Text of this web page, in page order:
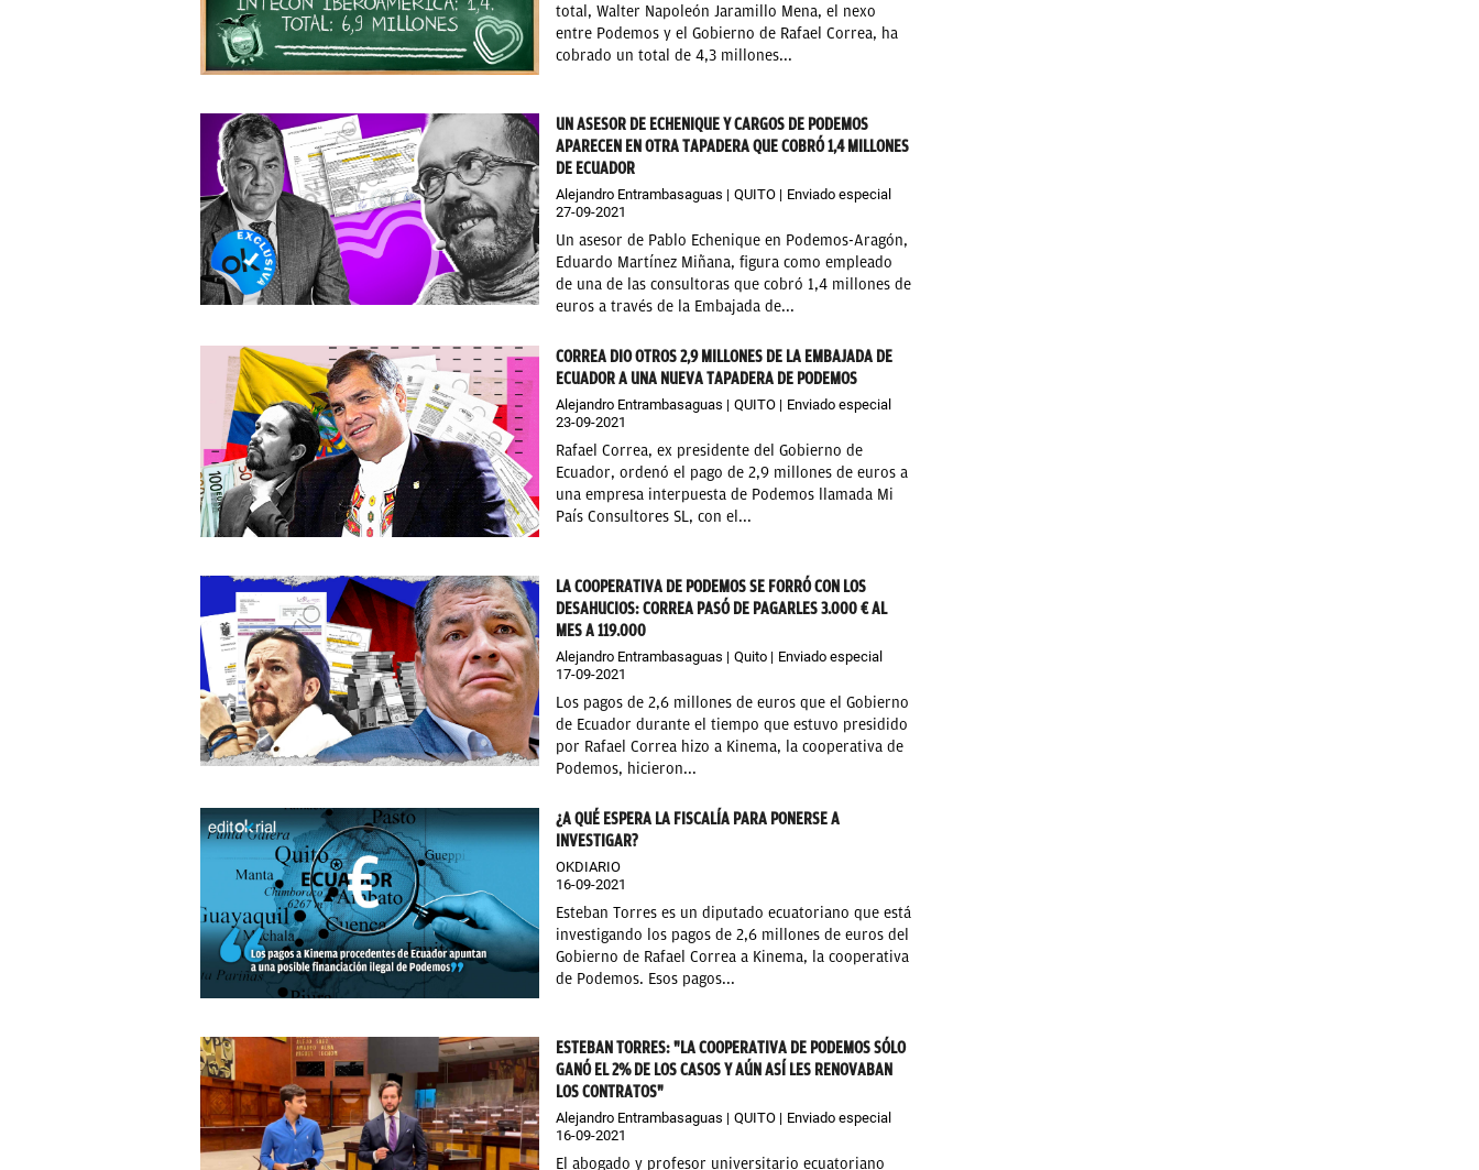
total, Walter Napoleón Jaramillo Mena, el nexo
entre Podemos y el Gobierno de Rafael Correa, ha
cobrado un total de 4,3 millones...
UN ASESOR DE ECHENIQUE Y CARGOS DE PODEMOS
APARECEN EN OTRA TAPADERA QUE COBRÓ 1,4 MILLONES
DE ECUADOR
Alejandro Entrambasaguas QUITO
Enviado especial
27-09-2021
Un asesor de Pablo Echenique en Podemos-Aragón,
Eduardo Martínez Miñana, figura como empleado
de una de las consultoras que cobró 1,4 millones de
euros a través de la Embajada de...
CORREA DIO OTROS 2,9 MILLONES DE LA EMBAJADA DE
ECUADOR A UNA NUEVA TAPADERA DE PODEMOS
Alejandro Entrambasaguas QUITO
Enviado especial
23-09-2021
Rafael Correa, ex presidente del Gobierno de
Ecuador, ordenó el pago de 2,9 millones de euros a
una empresa interpuesta de Podemos llamada Mi
País Consultores SL, con el...
LA COOPERATIVA DE PODEMOS SE FORRÓ CON LOS
DESAHUCIOS: CORREA PASÓ DE PAGARLES 3.000 € AL
MES A 119.000
Alejandro Entrambasaguas Quito
Enviado especial
17-09-2021
Los pagos de 2,6 millones de euros que el Gobierno
de Ecuador durante el tiempo que estuvo presidido
por Rafael Correa hizo a Kinema, la cooperativa de
Podemos, hicieron...
¿A QUÉ ESPERA LA FISCALÍA PARA PONERSE A
INVESTIGAR?
OKDIARIO
16-09-2021
Esteban Torres es un diputado ecuatoriano que está
investigando los pagos de 2,6 millones de euros del
Gobierno de Rafael Correa a Kinema, la cooperativa
de Podemos. Esos pagos...
ESTEBAN TORRES: "LA COOPERATIVA DE PODEMOS SÓLO
GANÓ EL 2% DE LOS CASOS Y AÚN ASÍ LES RENOVABAN
LOS CONTRATOS"
Alejandro Entrambasaguas QUITO
Enviado especial
16-09-2021
El abogado y profesor universitario ecuatoriano